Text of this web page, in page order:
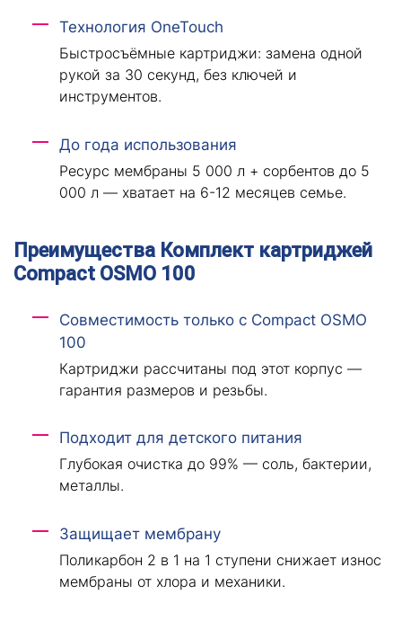
Технология OneTouch
Быстросъёмные картриджи: замена одной
рукой за 30 секунд, без ключей и
инструментов.
До года использования
Ресурс мембраны 5 000 л + сорбентов до 5
000 л — хватает на 6-12 месяцев семье.
Преимущества Комплект картриджей
Compact OSMO 100
Совместимость только с Compact OSMO
100
Картриджи рассчитаны под этот корпус —
гарантия размеров и резьбы.
Подходит для детского питания
Глубокая очистка до 99% — соль, бактерии,
металлы.
Защищает мембрану
Поликарбон 2 в 1 на 1 ступени снижает износ
мембраны от хлора и механики.